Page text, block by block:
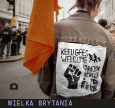
WIELKA BRYTANIA
Demonstracja